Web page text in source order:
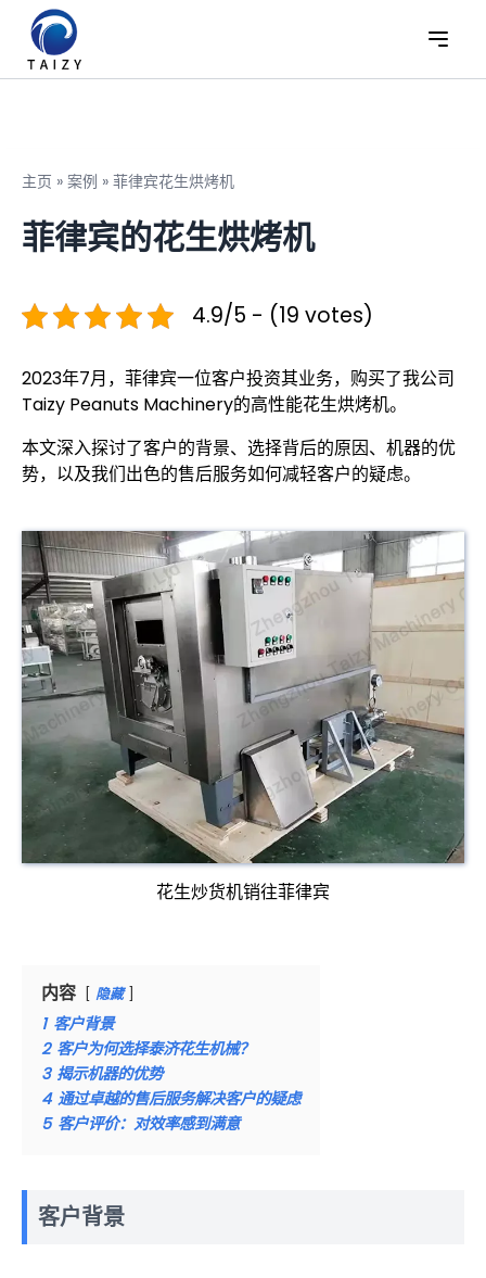
主页 » 案例 » 菲律宾花生烘烤机
菲律宾的花生烘烤机
4.9/5 - (19 votes)
2023年7月，菲律宾一位客户投资其业务，购买了我公司
Taizy Peanuts Machinery的高性能花生烘烤机。
本文深入探讨了客户的背景、选择背后的原因、机器的优
势，以及我们出色的售后服务如何减轻客户的疑虑。
花生炒货机销往菲律宾
内容 隐藏
1 客户背景
2 客户为何选择泰济花生机械？
3 揭示机器的优势
4 通过卓越的售后服务解决客户的疑虑
5 客户评价：对效率感到满意
客户背景